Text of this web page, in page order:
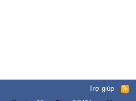
Trợ giúp
R